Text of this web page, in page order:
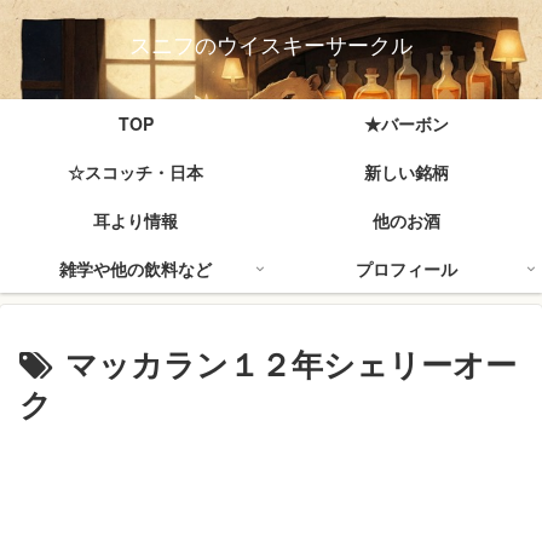
スニフのウイスキーサークル
TOP
★バーボン
☆スコッチ・日本
新しい銘柄
耳より情報
他のお酒
雑学や他の飲料など
プロフィール
マッカラン１２年シェリーオー
ク